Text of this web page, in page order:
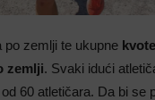
po zemlji te ukupne
zemlji. Svaki idući
60 atletičara. Da bi se